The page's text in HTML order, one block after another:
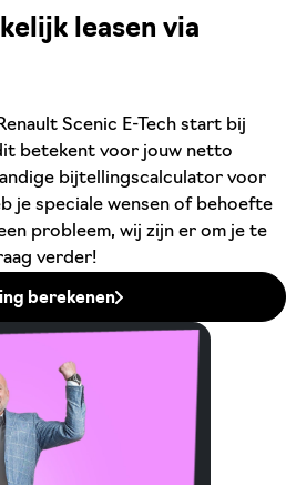
leasen via
Scenic E-Tech start bij
betekent voor jouw netto
bijtellingscalculator voor
je speciale wensen of behoefte
probleem, wij zijn er om je te
verder!
berekenen